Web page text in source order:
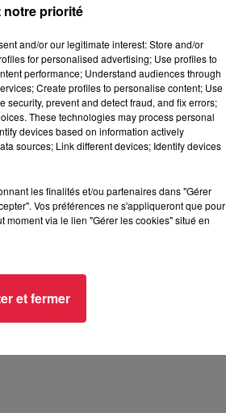
notre priorité
and/or our legitimate interest: Store and/or
for personalised advertising; Use profiles to
performance; Understand audiences through
Create profiles to personalise content; Use
prevent and detect fraud, and fix errors;
These technologies may process personal
devices based on information actively
sources; Link different devices; Identify devices
les finalités et/ou partenaires dans "Gérer
Vos préférences ne s'appliqueront que pour
moment via le lien "Gérer les cookies" situé en
et fermer